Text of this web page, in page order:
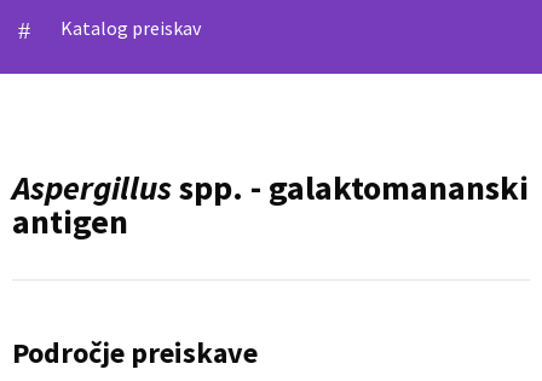
# Katalog preiskav
Aspergillusspp. - galaktomananski
antigen
Področje preiskave